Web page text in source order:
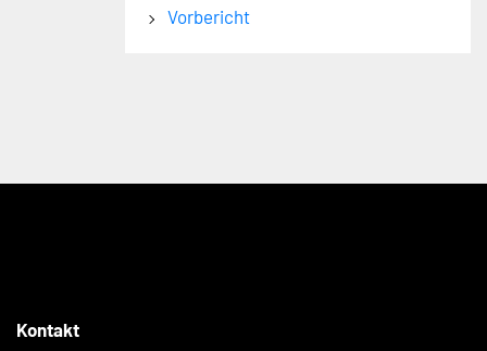
Vorbericht
Kontakt